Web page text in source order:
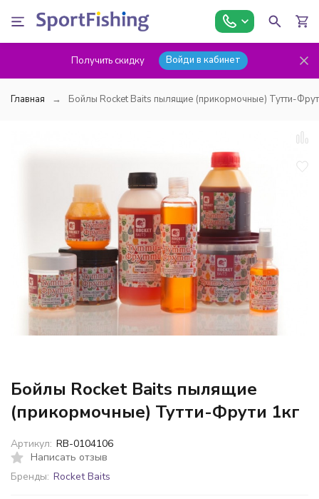
Получить скидку Войди в кабинет
Главная Бойлы Rocket Baits пылящие (прикормочные) Тутти-
Бойлы Rocket Baits пылящие
(прикормочные) Тутти-Фрути 1кг
Написать отзыв
Бренды: Rocket Baits
Артикул: RB-0104106